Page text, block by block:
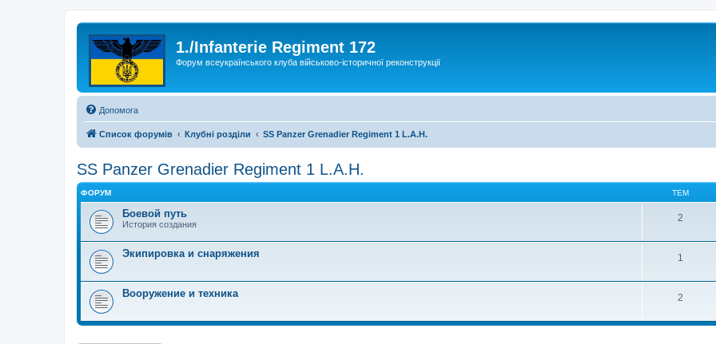
1./Infanterie Regiment 172
Форум всеукраїнського клуба військово-історичної реконструкції
Допомога
Список форумів Клубні розділи SS Panzer Grenadier Regiment 1 L.A.H.
SS Panzer Grenadier Regiment 1 L.A.H.
ФОРУМ ТЕМ
Боевой путь
История создания
2
Экипировка и снаряжения 1
Вооружение и техника 2